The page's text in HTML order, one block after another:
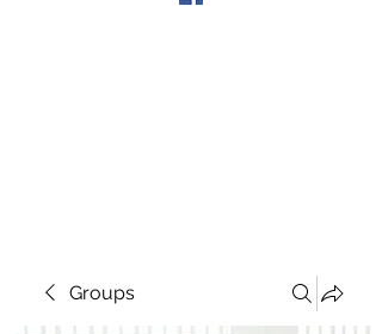
Groups